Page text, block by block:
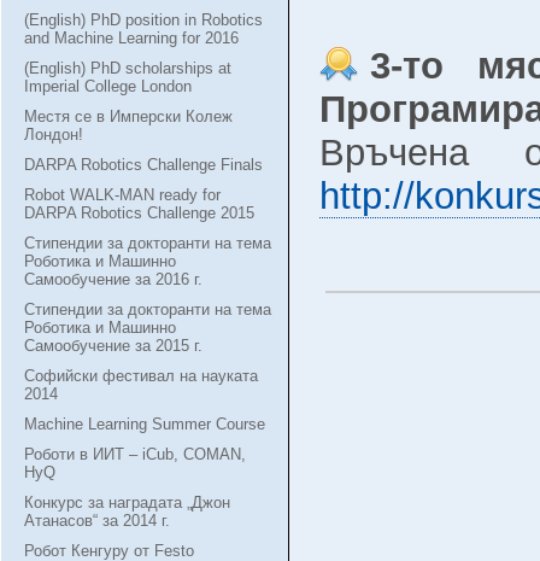
(English) PhD position in Robotics
and Machine Learning for 2016
(English) PhD scholarships at
Imperial College London
Местя се в Имперски Колеж
Лондон!
DARPA Robotics Challenge Finals
Robot WALK-MAN ready for
DARPA Robotics Challenge 2015
Стипендии за докторанти на тема
Роботика и Машинно
Самообучение за 2016 г.
Стипендии за докторанти на тема
Роботика и Машинно
Самообучение за 2015 г.
Софийски фестивал на науката
2014
Machine Learning Summer Course
Роботи в ИИТ – iCub, COMAN,
HyQ
Конкурс за наградата „Джон
Атанасов“ за 2014 г.
Робот Кенгуру от Festo
3-то
Връчена
http://